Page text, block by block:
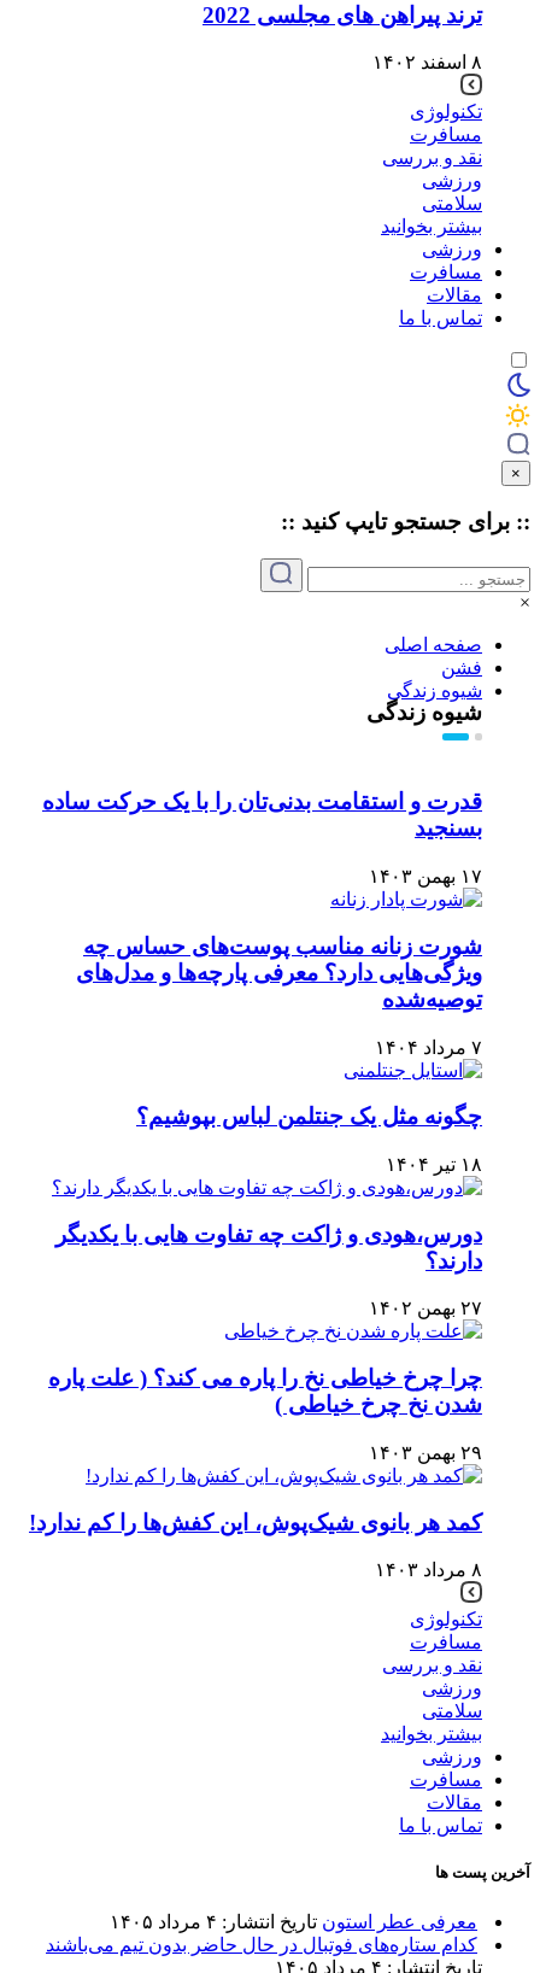
ترند پیراهن های مجلسی 2022
۸ اسفند ۱۴۰۲
تکنولوژی
مسافرت
نقد و بررسی
ورزشی
سلامتی
بیشتر بخوانید
ورزشی
مسافرت
مقالات
تماس با ما
×
:: برای جستجو تایپکنید ::
×
صفحه اصلی
فشن
شیوه زندگی
شیوه زندگی
قدرت و استقامت بدنی‌تان را با یک حرکت ساده
بسنجید
۱۷ بهمن ۱۴۰۳
شورت زنانه مناسب پوست‌های حساس چه
ویژگی‌هایی دارد؟ معرفی پارچه‌ها و مدل‌های
توصیه‌شده
۷ مرداد ۱۴۰۴
چگونه مثل یک جنتلمن لباس بپوشیم؟
۱۸ تیر ۱۴۰۴
دورس،هودی و ژاکت چه تفاوت هایی با یکدیگر
دارند؟
۲۷ بهمن ۱۴۰۲
چرا چرخ خیاطی نخ را پاره می کند؟ ( علت پاره
شدن نخ چرخ خیاطی )
۲۹ بهمن ۱۴۰۳
کمد هر بانوی شیک‌پوش، این کفش‌ها را کم ندارد!
۸ مرداد ۱۴۰۳
تکنولوژی
مسافرت
نقد و بررسی
ورزشی
سلامتی
بیشتر بخوانید
ورزشی
مسافرت
مقالات
تماس با ما
آخرین پست ها
معرفی عطر استون تاریخ انتشار: ۴ مرداد ۱۴۰۵
کدام ستاره‌های فوتبال در حال حاضر بدون تیم می‌باشند
تاریخ انتشار: ۴ مرداد ۱۴۰۵